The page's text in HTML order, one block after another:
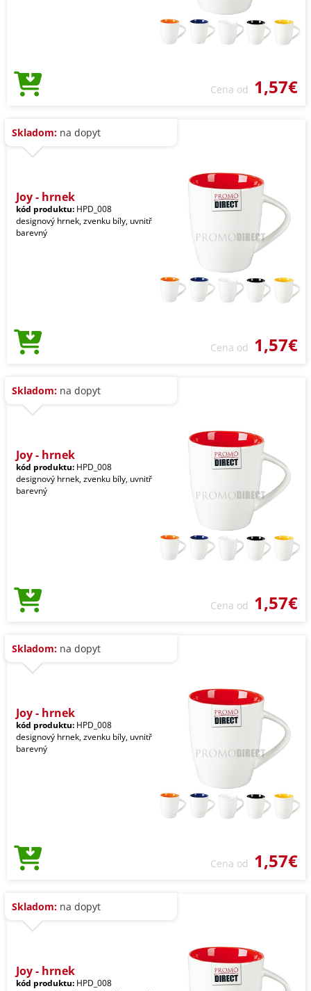
Cena od 1,57€
Skladom: na dopyt
Joy - hrnek
kód produktu: HPD_008
designový hrnek, zvenku bíly, uvnitř
barevný
Cena od 1,57€
Skladom: na dopyt
Joy - hrnek
kód produktu: HPD_008
designový hrnek, zvenku bíly, uvnitř
barevný
Cena od 1,57€
Skladom: na dopyt
Joy - hrnek
kód produktu: HPD_008
designový hrnek, zvenku bíly, uvnitř
barevný
Cena od 1,57€
Skladom: na dopyt
Joy - hrnek
kód produktu: HPD_008